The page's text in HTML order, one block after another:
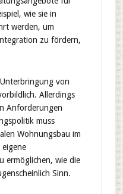
wie sie in
werden, um
zu fördern,
von
Allerdings
Anforderungen
muss
Wohnungsbau im
eigene
ermöglichen, wie die
Sinn.